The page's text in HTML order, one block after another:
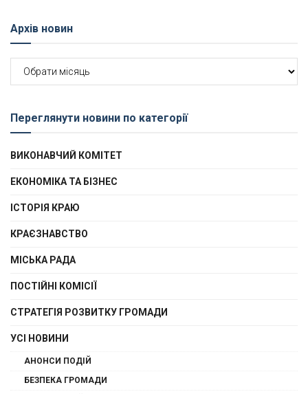
Архів новин
Архів
новин
Переглянути новини по категорії
ВИКОНАВЧИЙ КОМІТЕТ
ЕКОНОМІКА ТА БІЗНЕС
ІСТОРІЯ КРАЮ
КРАЄЗНАВСТВО
МІСЬКА РАДА
ПОСТІЙНІ КОМІСІЇ
СТРАТЕГІЯ РОЗВИТКУ ГРОМАДИ
УСІ НОВИНИ
АНОНСИ ПОДІЙ
БЕЗПЕКА ГРОМАДИ